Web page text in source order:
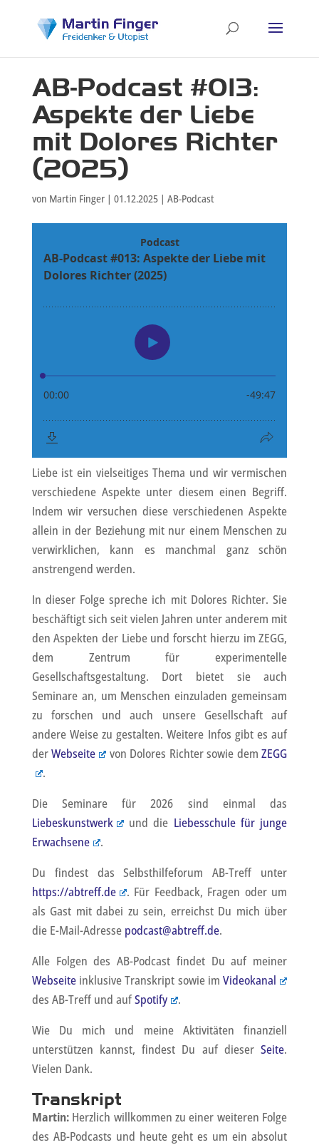
AB-Podcast #013:
Aspekte der Liebe
mit Dolores Richter
(2025)
von Martin Finger| 01.12.2025| AB-Podcast
Liebe ist ein vielseitiges Thema und wir vermischen
verschiedene Aspekte unter diesem einen Begriff.
Indem wir versuchen diese verschiedenen Aspekte
allein in der Beziehung mit nur einem Menschen zu
verwirklichen, kann es manchmal ganz schön
anstrengend werden.
In dieser Folge spreche ich mit Dolores Richter. Sie
beschäftigt sich seit vielen Jahren unter anderem mit
den Aspekten der Liebe und forscht hierzu im ZEGG,
dem Zentrum für experimentelle
Gesellschaftsgestaltung. Dort bietet sie auch
Seminare an, um Menschen einzuladen gemeinsam
zu forschen und auch unsere Gesellschaft auf
andere Weise zu gestalten. Weitere Infos gibt es auf
derWebseite von Dolores Richter sowie demZEGG
.
Die Seminare für 2026 sind einmal das
Liebeskunstwerk
und die Liebesschule für junge
Erwachsene
.
Du findest das Selbsthilfeforum AB-Treff unter
https://abtreff.de
. Für Feedback, Fragen oder um
als Gast mit dabei zu sein, erreichst Du mich über
die E-Mail-Adresse podcast@abtreff.de.
Alle Folgen des AB-Podcast findet Du auf meiner
Webseiteinklusive Transkript sowie imVideokanal
des AB-Treff und aufSpotify
.
Wie Du mich und meine Aktivitäten finanziell
unterstützen kannst, findest Du auf dieserSeite.
Vielen Dank.
Transkript
Martin: Herzlich willkommen zu einer weiteren Folge
des AB-Podcasts und heute geht es um ein absolut